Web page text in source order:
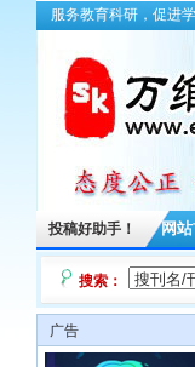
服务教育科研，促进
投稿好助手！ 网站
搜索：
广告